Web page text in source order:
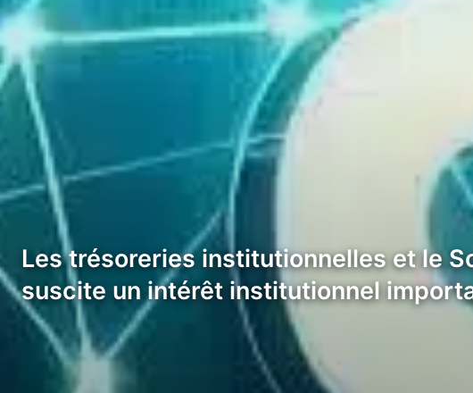
Les trésoreries institutionnelles et le
suscite un intérêt institutionnel